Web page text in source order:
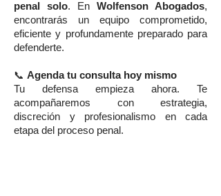
penal solo. En Wolfenson Abogados,
encontrarás un equipo comprometido,
eficiente y profundamente preparado para
defenderte.
📞 Agenda tu consulta hoy mismo
Tu defensa empieza ahora. Te
acompañaremos con estrategia,
discreción y profesionalismo en cada
etapa del proceso penal.